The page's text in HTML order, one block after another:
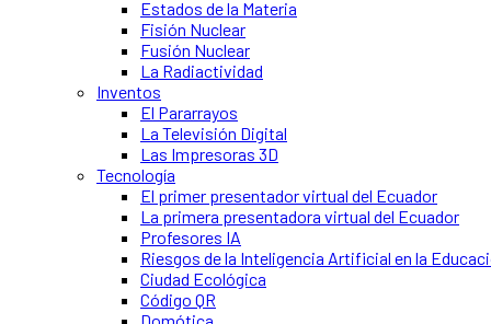
Estados de la Materia
Fisión Nuclear
Fusión Nuclear
La Radiactividad
Inventos
El Pararrayos
La Televisión Digital
Las Impresoras 3D
Tecnología
El primer presentador virtual del Ecuador
La primera presentadora virtual del Ecuador
Profesores IA
Riesgos de la Inteligencia Artificial en la
Ciudad Ecológica
Código QR